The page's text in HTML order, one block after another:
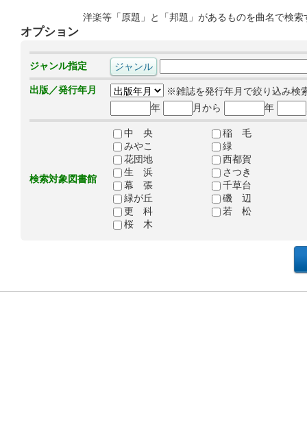
洋楽等「原題」と「邦題」があるものを曲名で検
オプション
ジャンル指定
出版／発行年月
※雑誌を発行年月で絞り込み検
年
月から 年
検索対象図書館
中 央
稲 毛
みやこ
緑
花団地
西都賀
生 浜
さつき
幕 張
千草台
緑が丘
磯 辺
更 科
若 松
桜 木